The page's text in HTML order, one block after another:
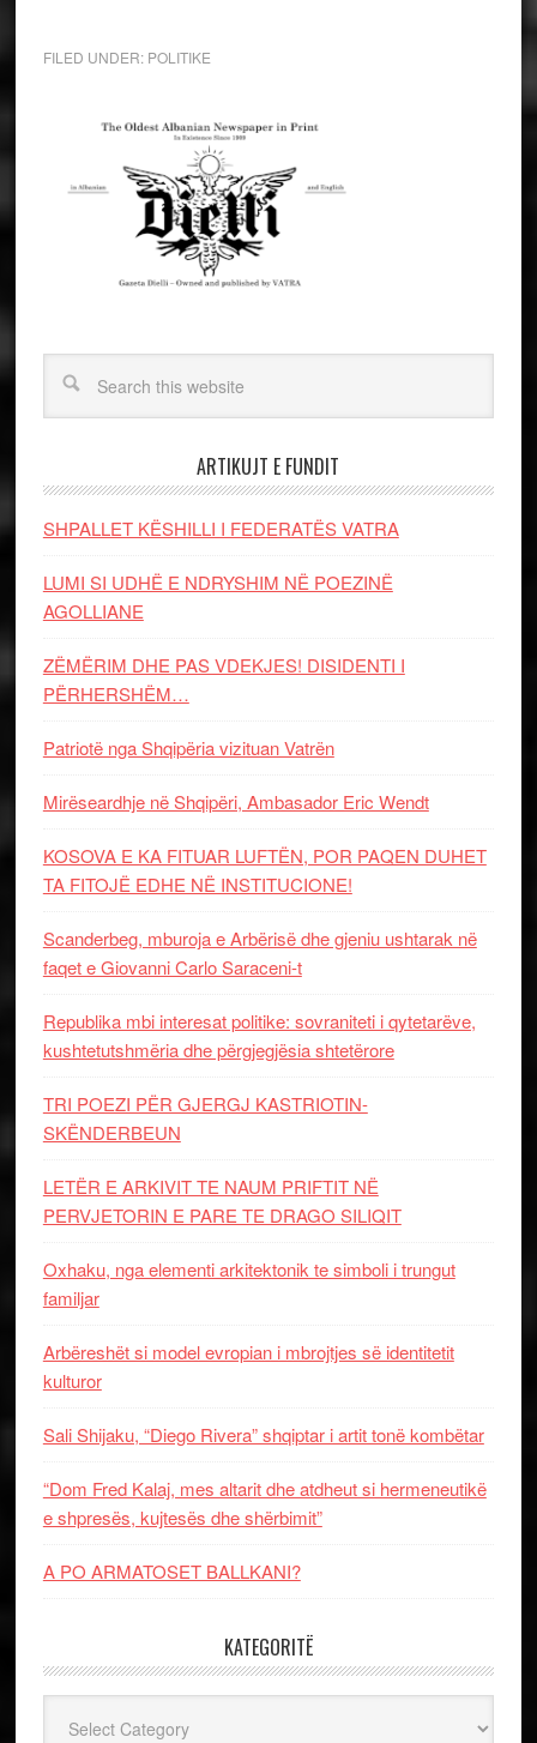
FILED UNDER: POLITIKE
ARTIKUJT E FUNDIT
SHPALLET KËSHILLI I FEDERATËS VATRA
LUMI SI UDHË E NDRYSHIM NË POEZINË
AGOLLIANE
ZËMËRIM DHE PAS VDEKJES! DISIDENTI I
PËRHERSHËM…
Patriotë nga Shqipëria vizituan Vatrën
Mirëseardhje në Shqipëri, Ambasador Eric Wendt
KOSOVA E KA FITUAR LUFTËN, POR PAQEN DUHET
TA FITOJË EDHE NË INSTITUCIONE!
Scanderbeg, mburoja e Arbërisë dhe gjeniu ushtarak në
faqet e Giovanni Carlo Saraceni-t
Republika mbi interesat politike: sovraniteti i qytetarëve,
kushtetutshmëria dhe përgjegjësia shtetërore
TRI POEZI PËR GJERGJ KASTRIOTIN-
SKËNDERBEUN
LETËR E ARKIVIT TE NAUM PRIFTIT NË
PERVJETORIN E PARE TE DRAGO SILIQIT
Oxhaku, nga elementi arkitektonik te simboli i trungut
familjar
Arbëreshët si model evropian i mbrojtjes së identitetit
kulturor
Sali Shijaku, “Diego Rivera” shqiptar i artit tonë kombëtar
“Dom Fred Kalaj, mes altarit dhe atdheut si hermeneutikë
e shpresës, kujtesës dhe shërbimit”
A PO ARMATOSET BALLKANI?
KATEGORITË